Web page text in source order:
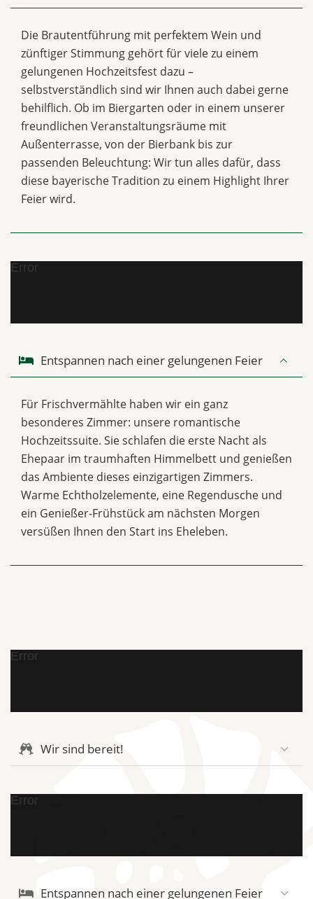
Die Brautentführung mit perfektem Wein und
zünftiger Stimmung gehört für viele zu einem
gelungenen Hochzeitsfest dazu –
selbstverständlich sind wir Ihnen auch dabei gerne
behilflich. Ob im Biergarten oder in einem unserer
freundlichen Veranstaltungsräume mit
Außenterrasse, von der Bierbank bis zur
passenden Beleuchtung: Wir tun alles dafür, dass
diese bayerische Tradition zu einem Highlight Ihrer
Feier wird.
Error
Entspannen nach einer gelungenen Feier
Für Frischvermählte haben wir ein ganz
besonderes Zimmer: unsere romantische
Hochzeitssuite. Sie schlafen die erste Nacht als
Ehepaar im traumhaften Himmelbett und genießen
das Ambiente dieses einzigartigen Zimmers.
Warme Echtholzelemente, eine Regendusche und
ein Genießer-Frühstück am nächsten Morgen
versüßen Ihnen den Start ins Eheleben.
Error
Wir sind bereit!
Error
Entspannen nach einer gelungenen Feier